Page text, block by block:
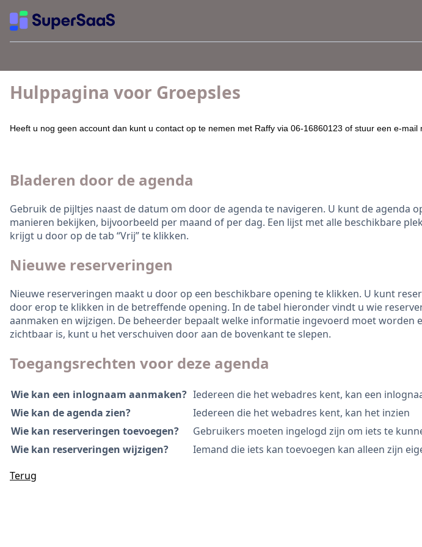
Hulppagina voor Groepsles
Heeft u nog geen account dan kunt u contact op te nemen met Raffy via 06-16860123 of stuur een e-mail
Bladeren door de agenda
Gebruik de pijltjes naast de datum om door de agenda te navigeren. U kunt de agenda
manieren bekijken, bijvoorbeeld per maand of per dag. Een lijst met alle beschikbare
krijgt u door op de tab “Vrij” te klikken.
Nieuwe reserveringen
Nieuwe reserveringen maakt u door op een beschikbare opening te klikken. U kunt
door erop te klikken in de betreffende opening. In de tabel hieronder vindt u wie
aanmaken en wijzigen. De beheerder bepaalt welke informatie ingevoerd moet
zichtbaar is, kunt u het verschuiven door aan de bovenkant te slepen.
Toegangsrechten voor deze agenda
Wie kan een inlognaam aanmaken? Iedereen die het webadres kent, kan een
Wie kan de agenda zien?
Iedereen die het webadres kent, kan het inzien
Wie kan reserveringen toevoegen?
Gebruikers moeten ingelogd zijn om iets te
Wie kan reserveringen wijzigen?
Iemand die iets kan toevoegen kan alleen zijn
Terug